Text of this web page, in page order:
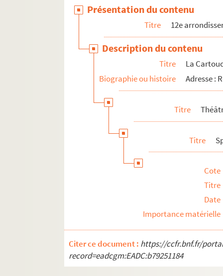
Théâtre Douze-Maurice Ravel
Théâtre musical Marsoulan
Théâtre de l'Opprimé
Théâtre Traversière
Présentation du contenu
Titre 12e
Description du contenu
Titre
La
Biographie ou histoire
Adresse :
Titre
Titre
Cote
Titre
Date
Importance matérielle
Citer ce document : https://ccfr.bnf.fr/
record=eadcgm:EADC:b79251184